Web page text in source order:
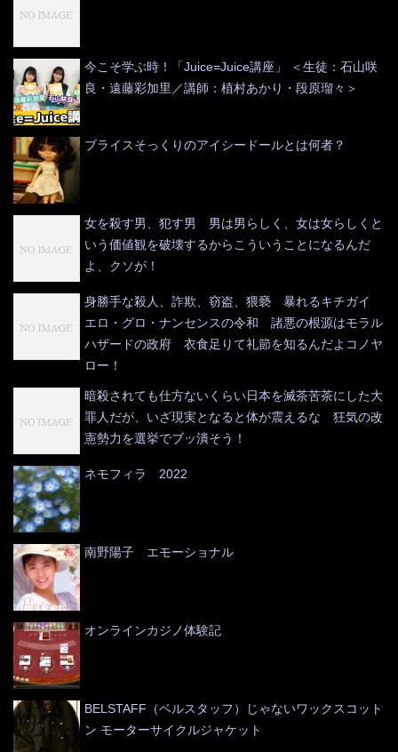
今こそ学ぶ時！「Juice=Juice講座」 ＜生徒：石山咲
良・遠藤彩加里／講師：植村あかり・段原瑠々＞
ブライスそっくりのアイシードールとは何者？
女を殺す男、犯す男 男は男らしく、女は女らしくと
いう価値観を破壊するからこういうことになるんだ
よ、クソが！
身勝手な殺人、詐欺、窃盗、猥褻 暴れるキチガイ
エロ・グロ・ナンセンスの令和 諸悪の根源はモラル
ハザードの政府 衣食足りて礼節を知るんだよコノヤ
ロー！
暗殺されても仕方ないくらい日本を滅茶苦茶にした大
罪人だが、いざ現実となると体が震えるな 狂気の改
憲勢力を選挙でブッ潰そう！
ネモフィラ 2022
南野陽子 エモーショナル
オンラインカジノ体験記
BELSTAFF（ベルスタッフ）じゃないワックスコット
ン モーターサイクルジャケット